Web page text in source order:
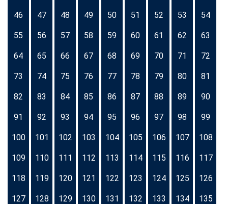
46 47 48 49 50 51 52 53 54
55 56 57 58 59 60 61 62 63
64 65 66 67 68 69 70 71 72
73 74 75 76 77 78 79 80 81
82 83 84 85 86 87 88 89 90
91 92 93 94 95 96 97 98 99
100 101 102 103 104 105 106 107 108
109 110 111 112 113 114 115 116 117
118 119 120 121 122 123 124 125 126
127 128 129 130 131 132 133 134 135